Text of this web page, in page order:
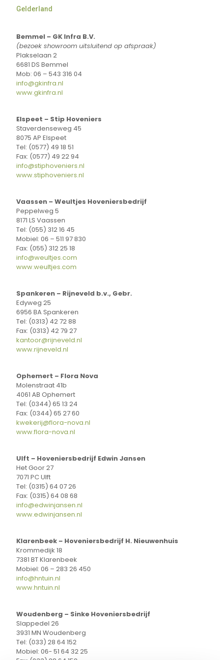
Gelderland
Bemmel – GK Infra B.V.
(bezoek showroom uitsluitend op afspraak)
Plakselaan 2
6681 DS Bemmel
Mob: 06 – 543 316 04
info@gkinfra.nl
www.gkinfra.nl
Elspeet – Stip Hoveniers
Staverdenseweg 45
8075 AP Elspeet
Tel: (0577) 49 18 51
Fax: (0577) 49 22 94
info@stiphoveniers.nl
www.stiphoveniers.nl
Vaassen – Weultjes Hoveniersbedrijf
Peppelweg 5
8171 LS Vaassen
Tel: (055) 312 16 45
Mobiel: 06 – 511 97 830
Fax: (055) 312 25 18
info@weultjes.com
www.weultjes.com
Spankeren – Rijneveld b.v., Gebr.
Edyweg 25
6956 BA Spankeren
Tel: (0313) 42 72 88
Fax: (0313) 42 79 27
kantoor@rijneveld.nl
www.rijneveld.nl
Ophemert – Flora Nova
Molenstraat 41b
4061 AB Ophemert
Tel: (0344) 65 13 24
Fax: (0344) 65 27 60
kwekerij@flora-nova.nl
www.flora-nova.nl
Ulft – Hoveniersbedrijf Edwin Jansen
Het Goor 27
7071 PC Ulft
Tel: (0315) 64 07 26
Fax: (0315) 64 08 68
info@edwinjansen.nl
www.edwinjansen.nl
Klarenbeek – Hoveniersbedrijf H. Nieuwenhuis
Krommedijk 18
7381 BT Klarenbeek
Mobiel: 06 – 283 26 450
info@hntuin.nl
www.hntuin.nl
Woudenberg – Sinke Hoveniersbedrijf
Slappedel 26
3931 MN Woudenberg
Tel: (033) 28 64 152
Mobiel: 06- 51 64 32 25